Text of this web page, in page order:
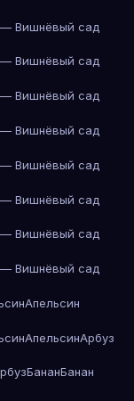
— Вишнёвый сад
— Вишнёвый сад
— Вишнёвый сад
— Вишнёвый сад
— Вишнёвый сад
— Вишнёвый сад
— Вишнёвый сад
— Вишнёвый сад
Апельсин
АпельсинАрбуз
БананБанан